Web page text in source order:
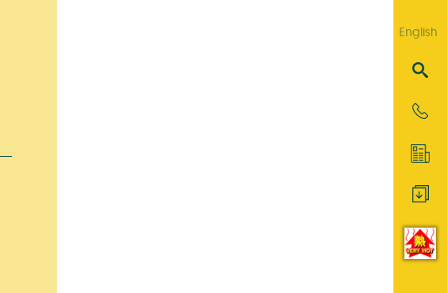
English